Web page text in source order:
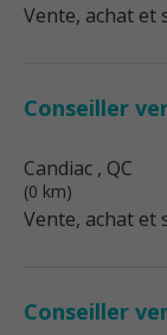
Vente, achat et
Conseiller
Candiac , QC
(0 km)
Vente, achat et
Conseiller